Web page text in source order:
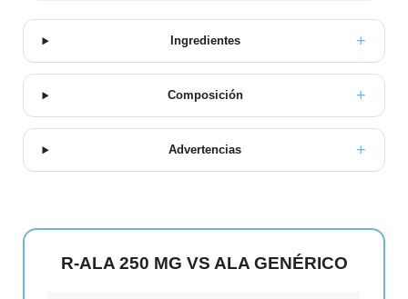
Ingredientes
Composición
Advertencias
R-ALA 250 MG VS ALA GENÉRICO